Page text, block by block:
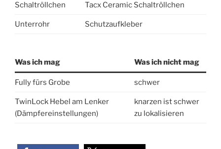
Schaltröllchen Tacx Ceramic Schaltröllchen
Unterrohr Schutzaufkleber
Was ich mag Was ich nicht mag
Fully fürs Grobe schwer
TwinLock Hebel am Lenker
(Dämpfereinstellungen)
knarzen ist schwer
zu lokalisieren